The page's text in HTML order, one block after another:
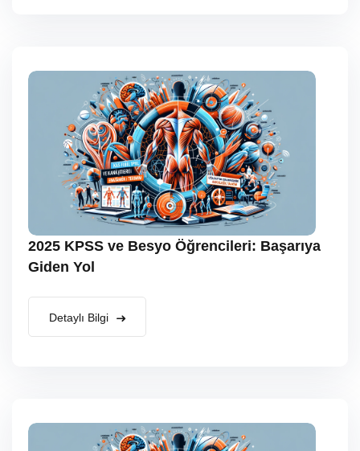
2025 KPSS ve Besyo Öğrencileri: Başarıya
Giden Yol
Detaylı Bilgi